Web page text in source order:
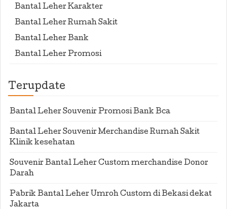
Bantal Leher Karakter
Bantal Leher Rumah Sakit
Bantal Leher Bank
Bantal Leher Promosi
Terupdate
Bantal Leher Souvenir Promosi Bank Bca
Bantal Leher Souvenir Merchandise Rumah Sakit
Klinik kesehatan
Souvenir Bantal Leher Custom merchandise Donor
Darah
Pabrik Bantal Leher Umroh Custom di Bekasi dekat
Jakarta